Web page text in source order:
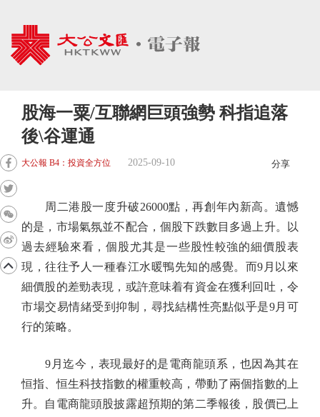
股海一粟/互聯網巨頭強勢 科指追落
後\谷運通
大公報 B4：投資全方位 2025-09-10 分享
周二港股一度升破26000點，再創年內新高。遺憾
的是，市場氣氛並不配合，個股下跌數目多過上升。以
過去經驗來看，個股尤其是一些股性較強的細價股表
現，往往予人一種春江水暖鴨先知的感覺。而9月以來
細價股的差勁表現，或許意味着有資金在獲利回吐，令
市場交易情緒受到抑制，尋找結構性亮點似乎是9月可
行的策略。
9月迄今，表現最好的是電商龍頭系，也因為其在
恒指、恒生科技指數的權重較高，帶動了兩個指數的上
升。自電商龍頭股披露超預期的第二季報後，股價已上